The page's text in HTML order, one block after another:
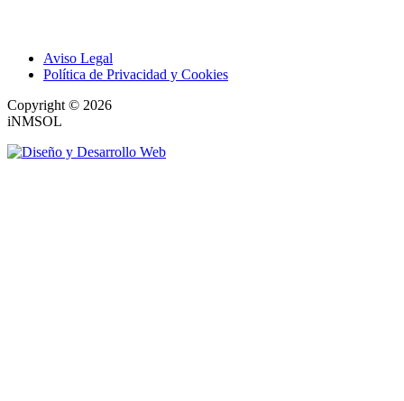
Aviso Legal
Política de Privacidad y Cookies
Copyright © 2026
iNMSOL